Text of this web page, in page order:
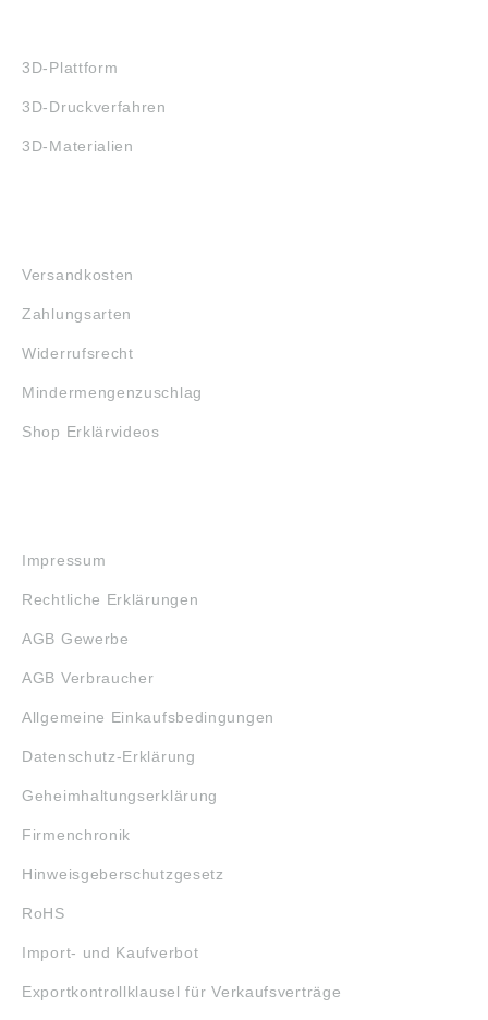
3D-Plattform
3D-Druckverfahren
3D-Materialien
Versandkosten
Zahlungsarten
Widerrufsrecht
Mindermengenzuschlag
Shop Erklärvideos
Impressum
Rechtliche Erklärungen
AGB Gewerbe
AGB Verbraucher
Allgemeine Einkaufsbedingungen
Datenschutz-Erklärung
Geheimhaltungserklärung
Firmenchronik
Hinweisgeberschutzgesetz
RoHS
Import- und Kaufverbot
Exportkontrollklausel für Verkaufsverträge